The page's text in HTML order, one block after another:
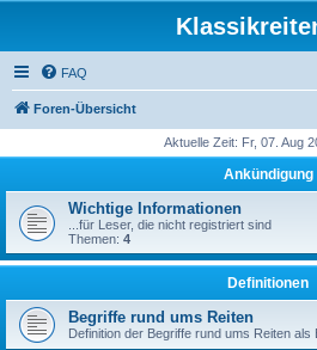
FAQ
Foren-Übersicht
Aktuelle Zeit: Fr, 07. Aug
Ankündigung
Wichtige Informationen
...für Leser, die nicht registriert sind
Themen: 4
Definitionen
Begriffe rund ums Reiten
Definition der Begriffe rund ums Reiten